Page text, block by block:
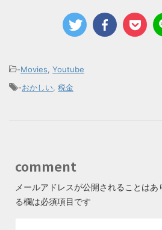
-Movies Youtube
-おかしい 税金
comment
メールアドレスが公開されることはあ
る欄は必須項目です